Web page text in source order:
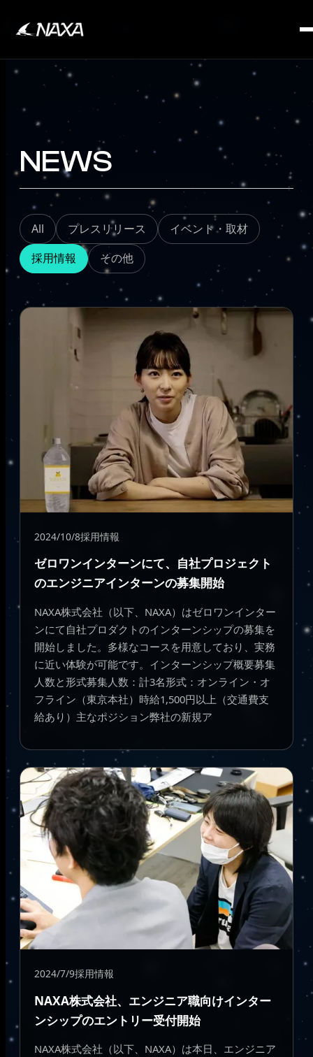
SERVICE
NEWS
All プレスリリース
イベント・取材
採用情報
その他
2024/10/8採用情報
ゼロワンインターンにて、自社プロジェクト
のエンジニアインターンの募集開始
NAXA株式会社（以下、NAXA）はゼロワンインター
ンにて自社プロダクトのインターンシップの募集を
開始しました。多様なコースを用意しており、実務
に近い体験が可能です。インターンシップ概要募集
人数と形式募集人数：計3名形式：オンライン・オ
フライン（東京本社）時給1,500円以上（交通費支
給あり）主なポジション弊社の新規ア
2024/7/9採用情報
NAXA株式会社、エンジニア職向けインター
ンシップのエントリー受付開始
NAXA株式会社（以下、NAXA）は本日、エンジニア